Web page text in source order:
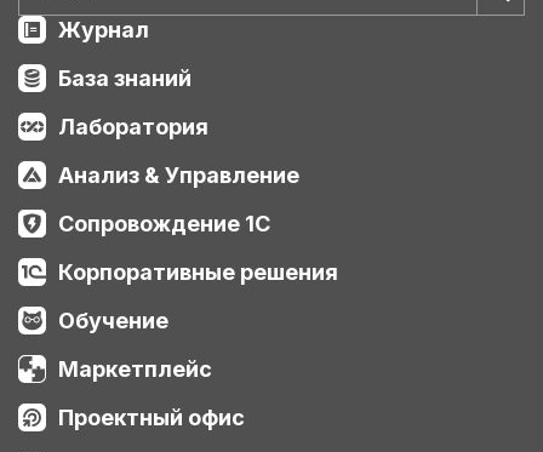
Журнал
База знаний
Лаборатория
Анализ & Управление
Сопровождение 1С
Корпоративные решения
Обучение
Маркетплейс
Проектный офис